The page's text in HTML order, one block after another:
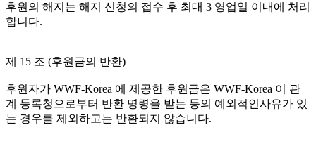
후원의 해지는 해지 신청의 접수 후 최대 3 영업일 이내에 처리
합니다.
제 15 조 (후원금의 반환)
후원자가 WWF-Korea 에 제공한 후원금은 WWF-Korea 이 관
계 등록청으로부터 반환 명령을 받는 등의 예외적인사유가 있
는 경우를 제외하고는 반환되지 않습니다.